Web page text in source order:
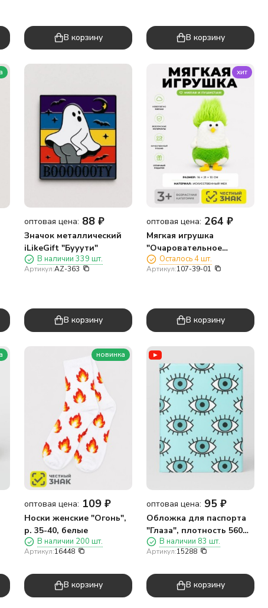
В корзину В корзину
оптовая цена: 88 ₽
Значок металлический
iLikeGift "Бууути"
В наличии 339 шт.
Артикул:AZ-363
В корзину
хит
оптовая цена: 264 ₽
Мягкая игрушка
"Очаровательное
создание", зеленая, 20-
23 см
Осталось 4 шт.
Артикул:107-39-01
В корзину
новинка
оптовая цена: 109 ₽
Носки женские "Огонь",
р. 35-40, белые
В наличии 200 шт.
Артикул:16448
В корзину
оптовая цена: 95 ₽
Обложка для паспорта
"Глаза", плотность 560
мкмВ наличии 83 шт.
Артикул:15288
В корзину